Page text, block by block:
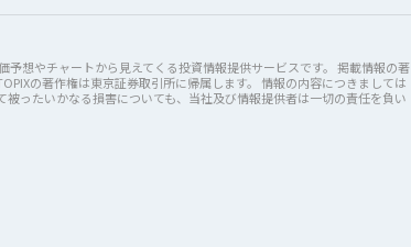
想やチャートから見えてくる投資情報提供サービスです。 掲載情報の著
の著作権は東京証券取引所に帰属します。 情報の内容につきましては
ったいかなる損害についても、当社及び情報提供者は一切の責任を負い